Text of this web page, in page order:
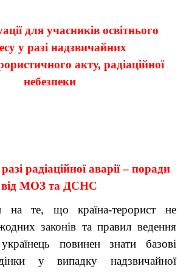
для учасників освітнього
у разі надзвичайних
акту, радіаційної
небезпеки
радіаційної аварії – поради
від МОЗ та ДСНС
те, що країна-терорист не
законів та правил ведення
повинен знати базові
у випадку надзвичайної